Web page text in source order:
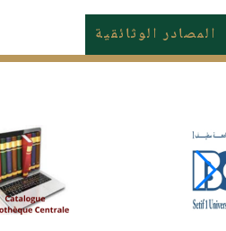
المصادر الوثائقية